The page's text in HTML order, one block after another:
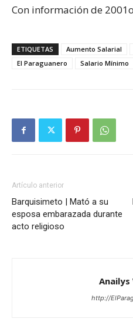
Con información de
ETIQUETAS Aumento Salarial
El Paraguanero
Salario Mínimo
Artículo anterior
Barquisimeto | Mató a su
esposa embarazada durante
acto religioso
Anailys
http://